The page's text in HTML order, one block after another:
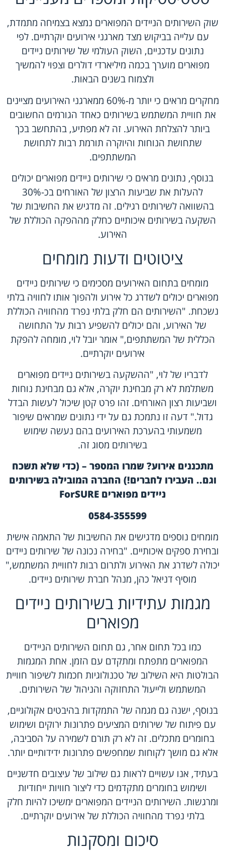
שוק השירותים הניידים המפוארים נמצא בצמיחה מתמדת,
עם עלייה בביקוש מצד מארגני אירועים יוקרתיים. לפי
נתונים עדכניים, השוק העולמי של שירותים ניידים
מפוארים מוערך בכמה מיליארדי דולרים וצפוי להמשיך
ולצמוח בשנים הבאות.
מחקרים מראים כי יותר מ-60% ממארגני האירועים מציינים
את חוויית המשתמש בשירותים כאחד הגורמים החשובים
ביותר להצלחת האירוע. זה לא מפתיע, בהתחשב בכך
שתחושת הנוחות והיוקרה תורמת רבות לתחושת
המשתתפים.
בנוסף, נתונים מראים כי שירותים ניידים מפוארים יכולים
להעלות את שביעות הרצון של האורחים בכ-30%
בהשוואה לשירותים רגילים. זה מדגיש את החשיבות של
השקעה בשירותים איכותיים כחלק מההפקה הכוללת של
האירוע.
ציטוטים ודעות מומחים
מומחים בתחום האירועים מסכימים כי שירותים ניידים
מפוארים יכולים לשדרג כל אירוע ולהפוך אותו לחוויה בלתי
נשכחת. "השירותים הם חלק בלתי נפרד מהחוויה הכוללת
של האירוע, והם יכולים להשפיע רבות על התחושה
הכללית של המשתתפים," אומר יובל לוי, מומחה להפקת
אירועים יוקרתיים.
לדבריו של לוי, "ההשקעה בשירותים ניידים מפוארים
משתלמת לא רק מבחינת יוקרה, אלא גם מבחינת נוחות
ושביעות רצון האורחים. זהו פרט קטן שיכול לעשות הבדל
גדול." דעה זו נתמכת גם על ידי נתונים שמראים שיפור
משמעותי בהערכת האירועים בהם נעשה שימוש
בשירותים מסוג זה.
מתכננים אירוע? שמרו המספר – (כדי שלא תשכח
וגם.. העבירו לחברים!) החברה המובילה בשירותים
ניידים מפוארים ForSURE
0584-355599
מומחים נוספים מדגישים את החשיבות של התאמה אישית
ובחירת ספקים איכותיים. "בחירה נכונה של שירותים ניידים
יכולה לשדרג את האירוע ולתרום רבות לחוויית המשתמש,"
מוסיף דניאל כהן, מנהל חברת שירותים ניידים.
מגמות עתידיות בשירותים ניידים
מפוארים
כמו בכל תחום אחר, גם תחום השירותים הניידים
המפוארים מתפתח ומתקדם עם הזמן. אחת המגמות
הבולטות היא השילוב של טכנולוגיות חכמות לשיפור חוויית
המשתמש ולייעול התחזוקה והניהול של השירותים.
בנוסף, ישנה גם מגמה של התמקדות בהיבטים אקולוגיים,
עם פיתוח של שירותים המציעים פתרונות ירוקים ושימוש
בחומרים מתכלים. זה לא רק תורם לשמירה על הסביבה,
אלא גם מושך לקוחות שמחפשים פתרונות ידידותיים יותר.
בעתיד, אנו עשויים לראות גם שילוב של עיצובים חדשניים
ושימוש בחומרים מתקדמים כדי ליצור חוויות ייחודיות
ומרגשות. השירותים הניידים המפוארים ימשיכו להיות חלק
בלתי נפרד מהחוויה הכוללת של אירועים יוקרתיים.
סיכום ומסקנות